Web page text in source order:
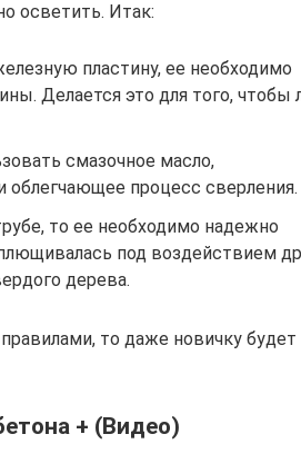
осветить. Итак:
пластину, ее необходимо
Делается это для того, чтобы
смазочное масло,
процесс сверления.
то ее необходимо надежно
под воздействием
дерева.
то даже новичку будет
+ (Видео)